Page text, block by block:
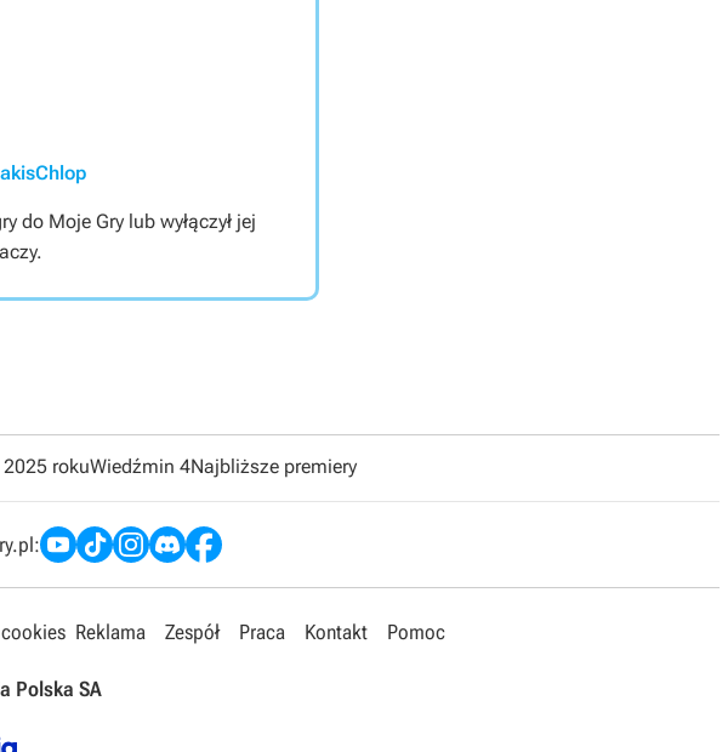
do Moje Gry lub wyłączył jej
rokuWiedźmin 4Najbliższe premiery
Reklama Zespół Praca Kontakt Pomoc
Polska SA